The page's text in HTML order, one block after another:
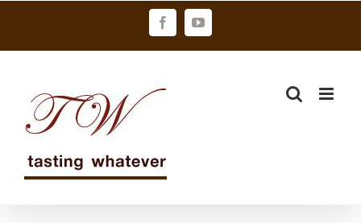
FacebookYouTube